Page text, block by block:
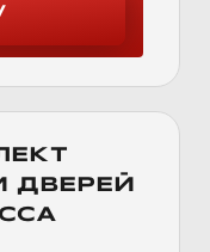
ДВЕРЕЙ